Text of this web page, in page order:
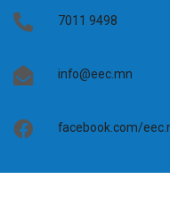
7011 9498
info@eec.mn
facebook.com/